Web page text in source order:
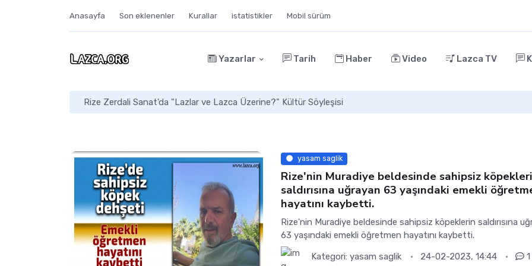
Anasayfa Son eklenenler Kurallar istatistikler Mobil sürüm
Yazarlar Tarih Haber Video Lazca TV
Rize Zerdali Sanat'da "Lazlar ve Lazca Üzerine?" Kültür Söyleşisi
yasam saglik
Rize'nin Muradiye beldesinde sahipsiz
saldırısına uğrayan 63 yaşındaki emekli
hayatını kaybetti.
Rize'nin Muradiye beldesinde sahipsiz köpeklerin saldırısına
63 yaşındaki emekli öğretmen hayatını kaybetti.
Kategori:yasam saglik 24-02-2023, 14:44 1